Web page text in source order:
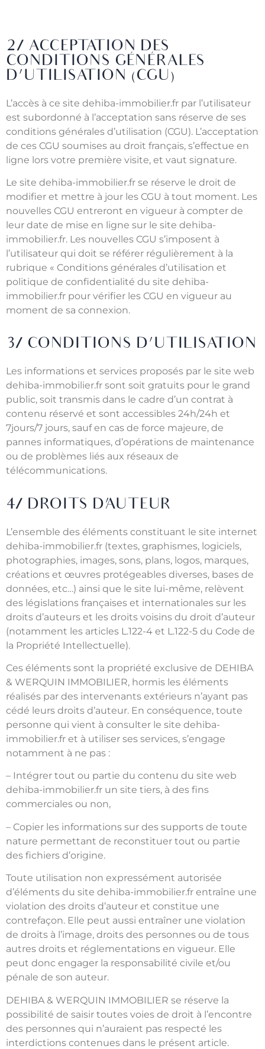
2/ ACCEPTATION DES
CONDITIONS GÉNÉRALES
D’UTILISATION (CGU)
L’accès à ce site dehiba-immobilier.fr par l’utilisateur
est subordonné à l’acceptation sans réserve de ses
conditions générales d’utilisation (CGU). L’acceptation
de ces CGU soumises au droit français, s’effectue en
ligne lors votre première visite, et vaut signature.
Le site dehiba-immobilier.fr se réserve le droit de
modifier et mettre à jour les CGU à tout moment. Les
nouvelles CGU entreront en vigueur à compter de
leur date de mise en ligne sur le site dehiba-
immobilier.fr. Les nouvelles CGU s’imposent à
l’utilisateur qui doit se référer régulièrement à la
rubrique « Conditions générales d’utilisation et
politique de confidentialité du site dehiba-
immobilier.fr pour vérifier les CGU en vigueur au
moment de sa connexion.
3/ CONDITIONS D’UTILISATION
Les informations et services proposés par le site web
dehiba-immobilier.fr sont soit gratuits pour le grand
public, soit transmis dans le cadre d’un contrat à
contenu réservé et sont accessibles 24h/24h et
7jours/7 jours, sauf en cas de force majeure, de
pannes informatiques, d’opérations de maintenance
ou de problèmes liés aux réseaux de
télécommunications.
4/ DROITS D’AUTEUR
L’ensemble des éléments constituant le site internet
dehiba-immobilier.fr (textes, graphismes, logiciels,
photographies, images, sons, plans, logos, marques,
créations et œuvres protégeables diverses, bases de
données, etc…) ainsi que le site lui-même, relèvent
des législations françaises et internationales sur les
droits d’auteurs et les droits voisins du droit d’auteur
(notamment les articles L.122-4 et L.122-5 du Code de
la Propriété Intellectuelle).
Ces éléments sont la propriété exclusive de DEHIBA
& WERQUIN IMMOBILIER, hormis les éléments
réalisés par des intervenants extérieurs n’ayant pas
cédé leurs droits d’auteur. En conséquence, toute
personne qui vient à consulter le site dehiba-
immobilier.fr et à utiliser ses services, s’engage
notamment à ne pas :
– Intégrer tout ou partie du contenu du site web
dehiba-immobilier.fr un site tiers, à des fins
commerciales ou non,
– Copier les informations sur des supports de toute
nature permettant de reconstituer tout ou partie
des fichiers d’origine.
Toute utilisation non expressément autorisée
d’éléments du site dehiba-immobilier.fr entraîne une
violation des droits d’auteur et constitue une
contrefaçon. Elle peut aussi entraîner une violation
de droits à l’image, droits des personnes ou de tous
autres droits et réglementations en vigueur. Elle
peut donc engager la responsabilité civile et/ou
pénale de son auteur.
DEHIBA & WERQUIN IMMOBILIER se réserve la
possibilité de saisir toutes voies de droit à l’encontre
des personnes qui n’auraient pas respecté les
interdictions contenues dans le présent article.